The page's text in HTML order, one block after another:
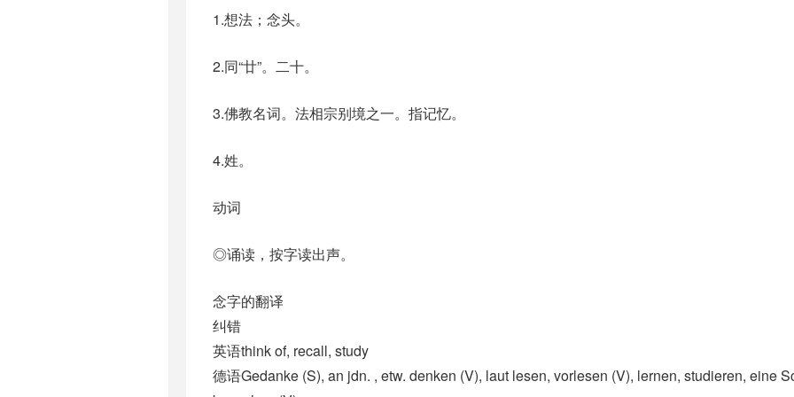
1.想法；念头。
2.同“廿”。二十。
3.佛教名词。法相宗别境之一。指记忆。
4.姓。
动词
◎诵读，按字读出声。
念字的翻译
纠错
英语think of, recall, study
德语Gedanke (S)​, an jdn. , etw. denken (V)​, laut lesen, vorlesen (V)​, lernen, studieren, eine